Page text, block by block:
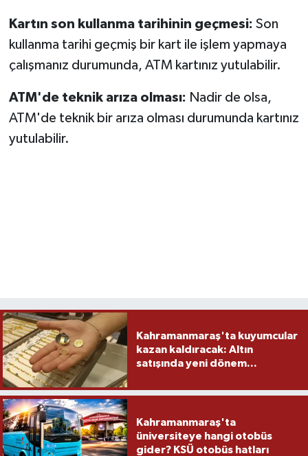
Kartın son kullanma tarihinin geçmesi: Son
kullanma tarihi geçmiş bir kart ile işlem yapmaya
çalışmanız durumunda, ATM kartınız yutulabilir.
ATM'de teknik arıza olması: Nadir de olsa,
ATM'de teknik bir arıza olması durumunda kartınız
yutulabilir.
Kahramanmaraş'ta kuyumcular
kazan kaldıracak: Altın
satışında yeni dönem...
Kahramanmaraş'ta
üniversiteye hangi otobüs
gider? KSÜ otobüs hatları